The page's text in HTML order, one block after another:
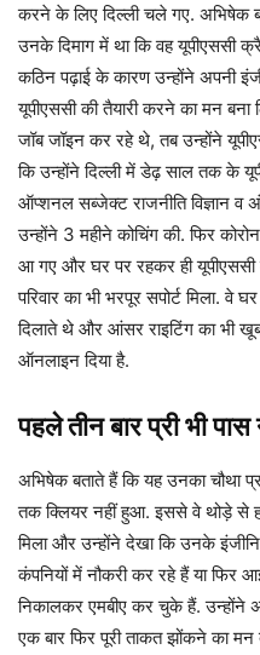
करने के लिए दिल्ली चले गए. अभिषेक
उनके दिमाग में था कि वह यूपीएससी
कठिन पढ़ाई के कारण उन्होंने अपनी
यूपीएससी की तैयारी करने का मन
जॉब जॉइन कर रहे थे, तब उन्होंने
कि उन्होंने दिल्ली में डेढ़ साल तक के
ऑप्शनल सब्जेक्ट राजनीति विज्ञान व
उन्होंने 3 महीने कोचिंग की. फिर
आ गए और घर पर रहकर ही यूपीएससी
परिवार का भी भरपूर सपोर्ट मिला.
दिलाते थे और आंसर राइटिंग का भी
ऑनलाइन दिया है.
पहले तीन बार प्री भी
अभिषेक बताते हैं कि यह उनका चौथा
तक क्लियर नहीं हुआ. इससे वे थोड़े से
मिला और उन्होंने देखा कि उनके
कंपनियों में नौकरी कर रहे हैं या फिर
निकालकर एमबीए कर चुके हैं. उन्होंने
एक बार फिर पूरी ताकत झोंकने का